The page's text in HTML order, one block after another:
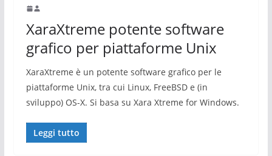
XaraXtreme potente software
grafico per piattaforme Unix
XaraXtreme è un potente software grafico per le
piattaforme Unix, tra cui Linux, FreeBSD e (in
sviluppo) OS-X. Si basa su Xara Xtreme for Windows.
Leggi tutto